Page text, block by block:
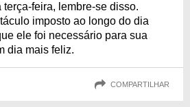
feira, lembre-se disso.
imposto ao longo do dia
ele foi necessário para sua
dia mais feliz.
COMPARTILHAR